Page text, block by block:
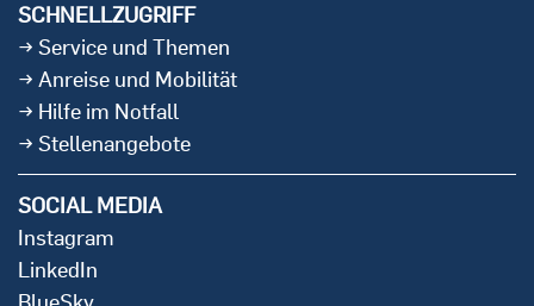
SCHNELLZUGRIFF
Service und Themen
Anreise und Mobilität
Hilfe im Notfall
Stellenangebote
SOCIAL MEDIA
Instagram
LinkedIn